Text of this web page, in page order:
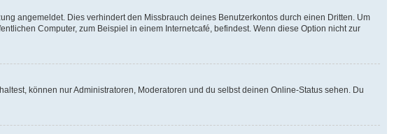
angemeldet. Dies verhindert den Missbrauch deines Benutzerkontos durch einen Dritten. Um
Computer, zum Beispiel in einem Internetcafé, befindest. Wenn diese Option nicht zur
können nur Administratoren, Moderatoren und du selbst deinen Online-Status sehen. Du